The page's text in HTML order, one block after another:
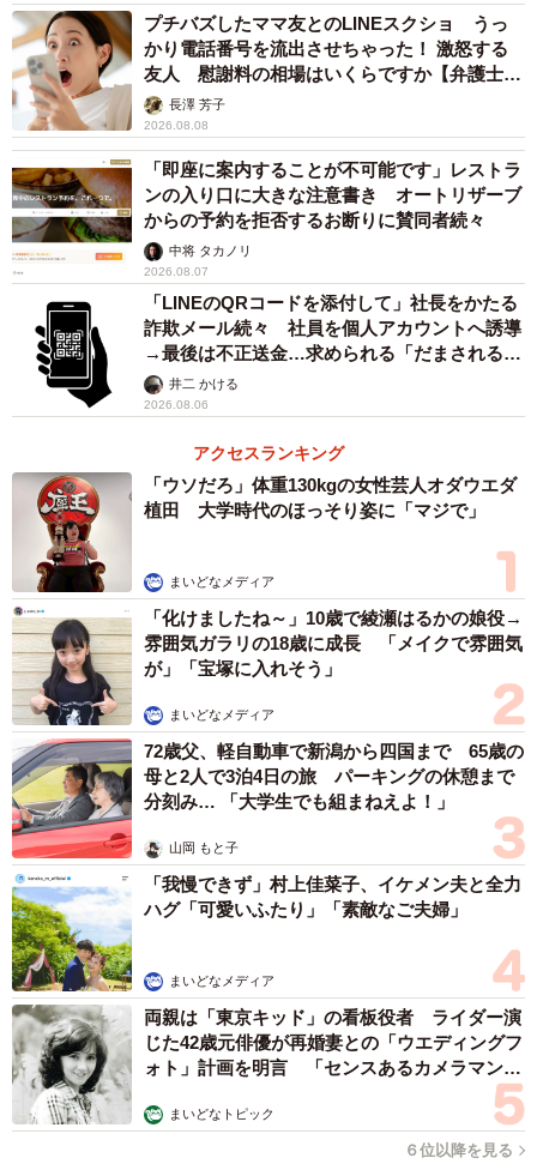
現在、ピッキングできる食材は、からあげ、ミニトマト、
いなり、肉団子、ハンバーグなど10種類以上。導入前には
食材テストや導入試験なども行えるという。
2021年初頭に販売予定だが･･･1台800万から リ
ース・月額提供も検討中
しかし、ロボットの価格は1台800万円からと高額だ。これ
から導入を進めていくにあたり、「ウィルオブ・ファクト
リー」を傘下に持つ人材派遣会社「ウィルグループ」コー
ポレート・コミュニケーション部広報担当の小山育美さん
は「確かに、ロボット自体は決して安いものではありませ
ん。ですから、主に大量生産を行っている大規模な工場を
持つ企業さまがターゲットになってくるかと思います。原
則は受注生産となっておりますが、購入していただくだけ
ではなく、ロボットをリース形式で貸し出したり、サブス
クのような形式で月額でご提供したりと企業さまが少しで
も導入しやすい方法も検討中です」と話す。
「将来的には工場内のラインの半分くらいはロボットを導入できたらと
考えています」というウィルグループ広報担当の小山さん。食品工場の
ニューノーマルな未来の実現を目指している（イメージ画像）
コロナで冷凍食品・コンビニ向け弁当などの需要
増、ロボット導入に加速？
プチバズしたママ友とのLINEスクショ うっ
かり電話番号を流出させちゃった！ 激怒する
友人 慰謝料の相場はいくらですか【弁護士が
解説】長澤 芳子
2026.08.08
「即座に案内することが不可能です」レストラ
ンの入り口に大きな注意書き オートリザーブ
からの予約を拒否するお断りに賛同者続々
中将 タカノリ
2026.08.07
「LINEのQRコードを添付して」社長をかたる
詐欺メール続々 社員を個人アカウントへ誘導
→最後は不正送金…求められる「だまされる前
提」の対策
井二 かける
2026.08.06
アクセスランキング
「ウソだろ」体重130kgの女性芸人オダウエダ
植田 大学時代のほっそり姿に「マジで」
まいどなメディア
「化けましたね～」10歳で綾瀬はるかの娘役→
雰囲気ガラリの18歳に成長 「メイクで雰囲気
が」「宝塚に入れそう」
まいどなメディア
72歳父、軽自動車で新潟から四国まで 65歳の
母と2人で3泊4日の旅 パーキングの休憩まで
分刻み… 「大学生でも組まねえよ！」
山岡 もと子
「我慢できず」村上佳菜子、イケメン夫と全力
ハグ「可愛いふたり」「素敵なご夫婦」
まいどなメディア
両親は「東京キッド」の看板役者 ライダー演
じた42歳元俳優が再婚妻との「ウエディングフ
ォト」計画を明言 「センスあるカメラマン求
まいどなトピック
６位以降を見る